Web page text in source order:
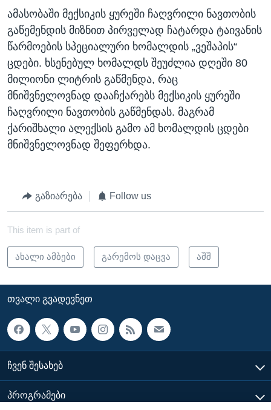
ამასობაში მექსიკის ყურეში ჩაღვრილი ნავთობის
გაწემენდის მიზნით პირველად ჩატარდა ტაივანის
წარმოების სპეციალური ხომალდის „ვეშაპის“
ცდები. ხსენებულ ხომალდს შეუძლია დღეში 80
მილიონი ლიტრის გაწმენდა, რაც
მნიშვნელოვნად დააჩქარებს მექსიკის ყურეში
ჩაღვრილი ნავთობის გაწმენდას. მაგრამ
ქარიშხალი ალექსის გამო ამ ხომალდის ცდები
მნიშვნელოვნად შეფერხდა.
გაზიარება Follow us
This item is part of
ახალი ამბები გარემოს დაცვა აშშ
ᲗᲕᲐᲚᲘ ᲒᲕᲐᲓᲔᲕᲜᲔᲗ
ᲩᲕᲔᲜ ᲨᲔᲡᲐᲮᲔᲑ
ᲞᲠᲝᲒᲠᲐᲛᲔᲑᲘ